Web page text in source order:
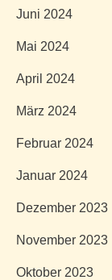
Juni 2024
Mai 2024
April 2024
März 2024
Februar 2024
Januar 2024
Dezember 2023
November 2023
Oktober 2023